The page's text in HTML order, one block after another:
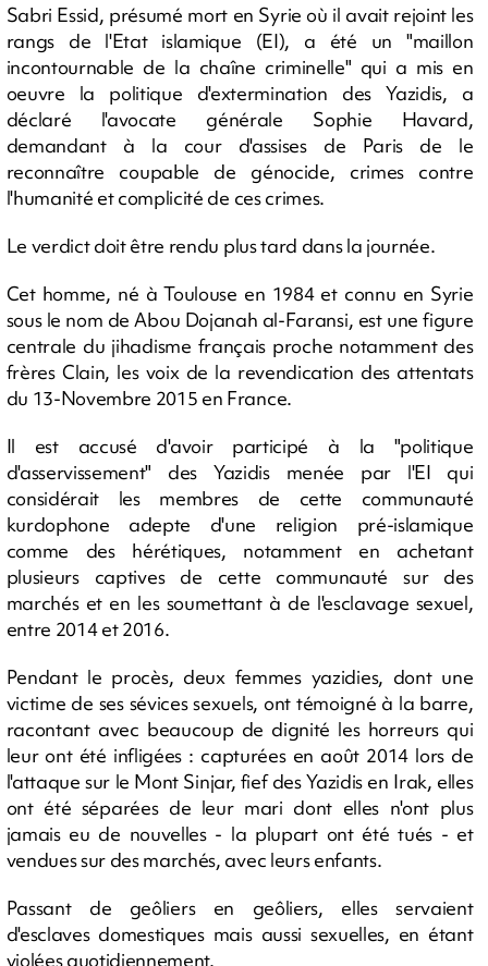
Sabri Essid, présumé mort en Syrie où il avait rejoint les
rangs de l'Etat islamique (EI), a été un "maillon
incontournable de la chaîne criminelle" qui a mis en
oeuvre la politique d'extermination des Yazidis, a
déclaré l'avocate générale Sophie Havard,
demandant à la cour d'assises de Paris de le
reconnaître coupable de génocide, crimes contre
l'humanité et complicité de ces crimes.
Le verdict doit être rendu plus tard dans la journée.
Cet homme, né à Toulouse en 1984 et connu en Syrie
sous le nom de Abou Dojanah al-Faransi, est une figure
centrale du jihadisme français proche notamment des
frères Clain, les voix de la revendication des attentats
du 13-Novembre 2015 en France.
Il est accusé d'avoir participé à la "politique
d'asservissement" des Yazidis menée par l'EI qui
considérait les membres de cette communauté
kurdophone adepte d'une religion pré-islamique
comme des hérétiques, notamment en achetant
plusieurs captives de cette communauté sur des
marchés et en les soumettant à de l'esclavage sexuel,
entre 2014 et 2016.
Pendant le procès, deux femmes yazidies, dont une
victime de ses sévices sexuels, ont témoigné à la barre,
racontant avec beaucoup de dignité les horreurs qui
leur ont été infligées : capturées en août 2014 lors de
l'attaque sur le Mont Sinjar, fief des Yazidis en Irak, elles
ont été séparées de leur mari dont elles n'ont plus
jamais eu de nouvelles - la plupart ont été tués - et
vendues sur des marchés, avec leurs enfants.
Passant de geôliers en geôliers, elles servaient
d'esclaves domestiques mais aussi sexuelles, en étant
violées quotidiennement.